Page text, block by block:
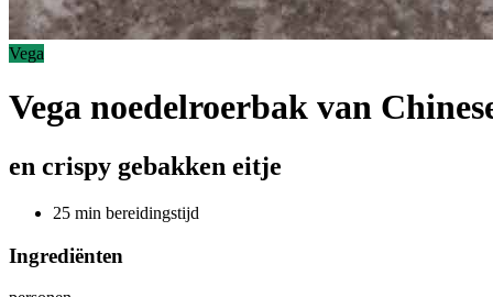
Vega
Vega noedelroerbak van
en crispy gebakken eitje
25 min bereidingstijd
Ingrediënten